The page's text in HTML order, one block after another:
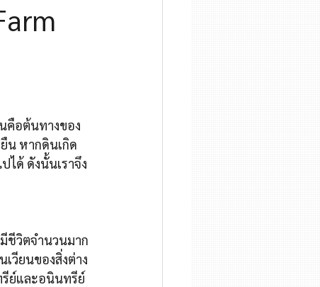
คือต้นทางของ
น หากดินเกิด
ได้ ดังนั้นเราจึง
ชีวิตจำนวนมาก
วียนของสิ่งต่าง
รีย์และอนินทรีย์